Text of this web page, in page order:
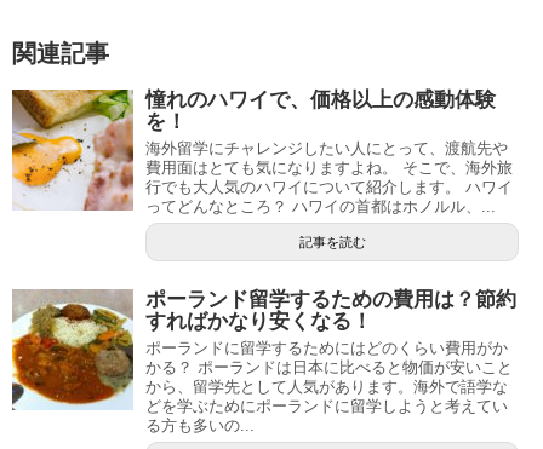
関連記事
憧れのハワイで、価格以上の感動体験
を！
海外留学にチャレンジしたい人にとって、渡航先や
費用面はとても気になりますよね。 そこで、海外旅
行でも大人気のハワイについて紹介します。 ハワイ
ってどんなところ？ ハワイの首都はホノルル、...
記事を読む
ポーランド留学するための費用は？節約
すればかなり安くなる！
ポーランドに留学するためにはどのくらい費用がか
かる？ ポーランドは日本に比べると物価が安いこと
から、留学先として人気があります。海外で語学な
どを学ぶためにポーランドに留学しようと考えてい
る方も多いの...